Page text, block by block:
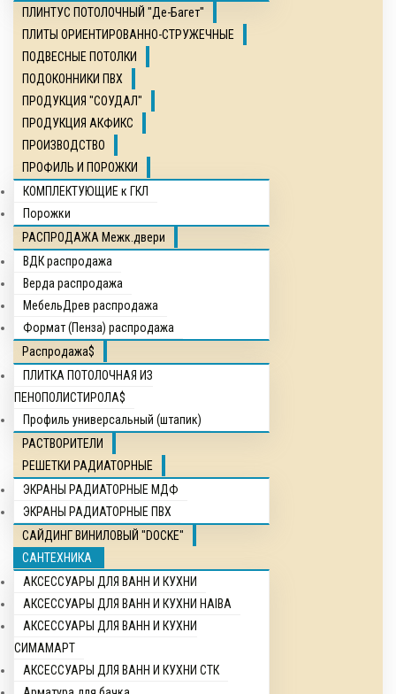
ПЛИНТУС ПОТОЛОЧНЫЙ "Де-Багет"
ПЛИТЫ ОРИЕНТИРОВАННО-СТРУЖЕЧНЫЕ
ПОДВЕСНЫЕ ПОТОЛКИ
ПОДОКОННИКИ ПВХ
ПРОДУКЦИЯ "СОУДАЛ"
ПРОДУКЦИЯ АКФИКС
ПРОИЗВОДСТВО
ПРОФИЛЬ И ПОРОЖКИ
КОМПЛЕКТУЮЩИЕ к ГКЛ
Порожки
РАСПРОДАЖА Межк.двери
ВДК распродажа
Верда распродажа
МебельДрев распродажа
Формат (Пенза) распродажа
Распродажа$
ПЛИТКА ПОТОЛОЧНАЯ ИЗ
ПЕНОПОЛИСТИРОЛА$
Профиль универсальный (штапик)
РАСТВОРИТЕЛИ
РЕШЕТКИ РАДИАТОРНЫЕ
ЭКРАНЫ РАДИАТОРНЫЕ МДФ
ЭКРАНЫ РАДИАТОРНЫЕ ПВХ
САЙДИНГ ВИНИЛОВЫЙ "DOCKE"
САНТЕХНИКА
АКСЕССУАРЫ ДЛЯ ВАНН И КУХНИ
АКСЕССУАРЫ ДЛЯ ВАНН И КУХНИ HAIBA
АКСЕССУАРЫ ДЛЯ ВАНН И КУХНИ
СИМАМАРТ
АКСЕССУАРЫ ДЛЯ ВАНН И КУХНИ СТК